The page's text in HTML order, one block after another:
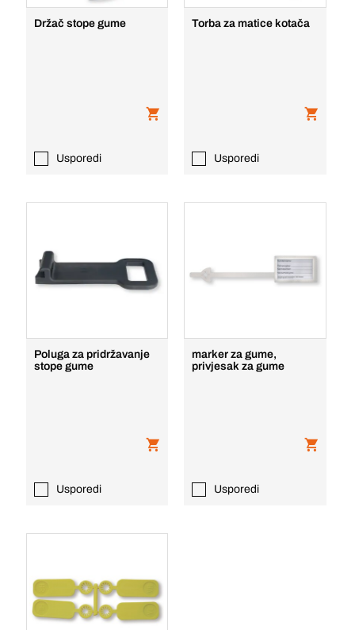
Držač stope gume
Usporedi
Torba za matice kotača
Usporedi
Poluga za pridržavanje
stope gume
Usporedi
marker za gume,
privjesak za gume
Usporedi